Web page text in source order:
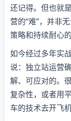
还记得。但也就
营的“难”，并非
策略和持续耐心
如今经过多年实
说：独立站运营
解、可应对的。
复杂性，或者用
车的技术去开飞